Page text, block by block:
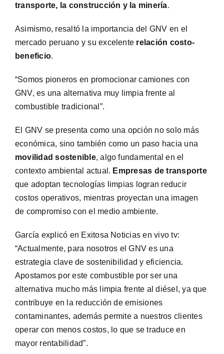
transporte, la construcción y la minería.
Asimismo, resaltó la importancia del GNV en el
mercado peruano y su excelente relación costo-
beneficio.
“Somos pioneros en promocionar camiones con
GNV, es una alternativa muy limpia frente al
combustible tradicional”.
El GNV se presenta como una opción no solo más
económica, sino también como un paso hacia una
movilidad sostenible, algo fundamental en el
contexto ambiental actual. Empresas de transporte
que adoptan tecnologías limpias logran reducir
costos operativos, mientras proyectan una imagen
de compromiso con el medio ambiente.
García explicó en Exitosa Noticias en vivo tv:
“Actualmente, para nosotros el GNV es una
estrategia clave de sostenibilidad y eficiencia.
Apostamos por este combustible por ser una
alternativa mucho más limpia frente al diésel, ya que
contribuye en la reducción de emisiones
contaminantes, además permite a nuestros clientes
operar con menos costos, lo que se traduce en
mayor rentabilidad”.